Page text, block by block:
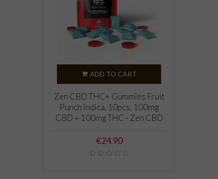
ADD TO CART
Zen CBD THC+ Gummies Fruit
Punch Indica, 10pcs, 100mg
CBD + 100mg THC - Zen CBD
Price
€24.90